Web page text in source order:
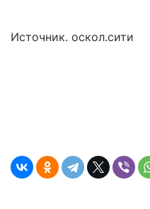
Источник. оскол.сити